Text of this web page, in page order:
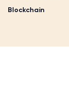
Blockchain